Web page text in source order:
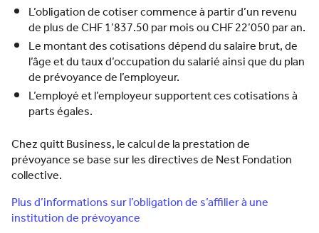
L’obligation de cotiser commence à partir d’un revenu
de plus de CHF 1’837.50 par mois ou CHF 22’050 par an.
Le montant des cotisations dépend du salaire brut, de
l’âge et du taux d’occupation du salarié ainsi que du plan
de prévoyance de l’employeur.
L’employé et l’employeur supportent ces cotisations à
parts égales.
Chez quitt Business, le calcul de la prestation de
prévoyance se base sur les directives de Nest Fondation
collective.
Plus d’informations sur l’obligation de s’affilier à une
institution de prévoyance